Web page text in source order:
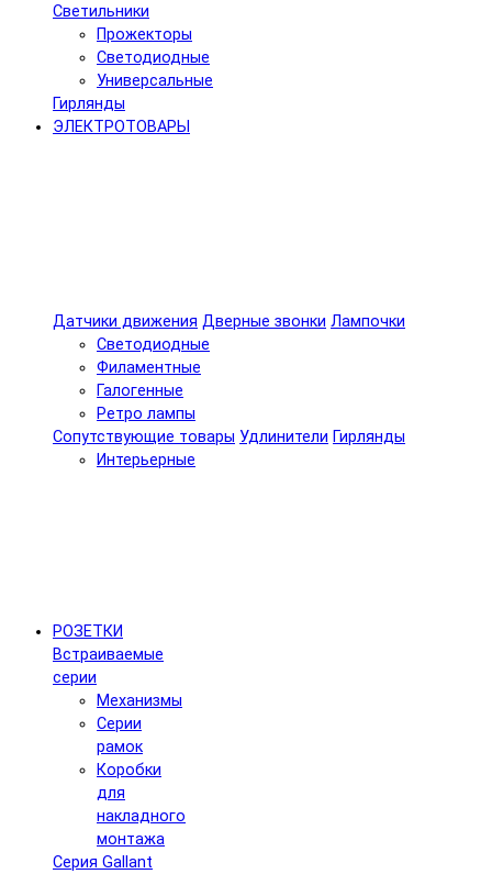
Светильники
Прожекторы
Светодиодные
Универсальные
Гирлянды
ЭЛЕКТРОТОВАРЫ
Датчики движения Дверные звонки Лампочки
Светодиодные
Филаментные
Галогенные
Ретро лампы
Сопутствующие товары Удлинители Гирлянды
Интерьерные
РОЗЕТКИ
Встраиваемые
серии
Механизмы
Серии
рамок
Коробки
для
накладного
монтажа
Серия Gallant